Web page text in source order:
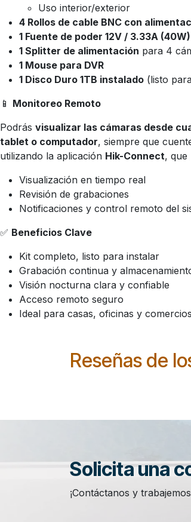
Uso interior/exterior
4 Rollos de cable BNC con
1 Fuente de poder 12V / 3.33A (40W)
1 Splitter de alimentación para 4
1 Mouse para DVR
1 Disco Duro 1TB instalado (listo
📱 Monitoreo Remoto
Podrás visualizar las cámaras desde
tablet o computador, siempre que
utilizando la aplicación Hik-Connect, que
Visualización en tiempo real
Revisión de grabaciones
Notificaciones y control remoto del
✅ Beneficios Clave
Kit completo, listo para instalar
Grabación continua y
Visión nocturna clara y confiable
Acceso remoto seguro
Ideal para casas, oficinas y comercios
Reseñas de
Solicita una
¡Contáctanos y